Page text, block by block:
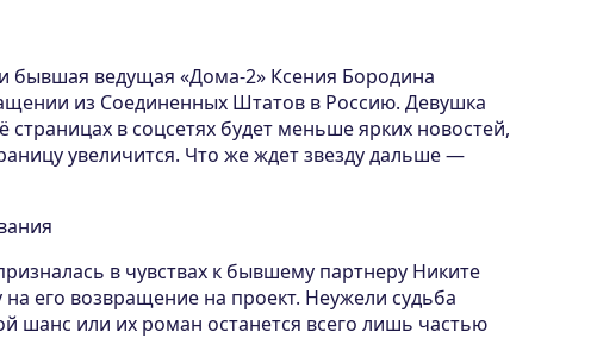
бывшая ведущая «Дома-2» Ксения Бородина
из Соединенных Штатов в Россию. Девушка
страницах в соцсетях будет меньше ярких новостей,
увеличится. Что же ждет звезду дальше —
в чувствах к бывшему партнеру Никите
его возвращение на проект. Неужели судьба
шанс или их роман останется всего лишь частью